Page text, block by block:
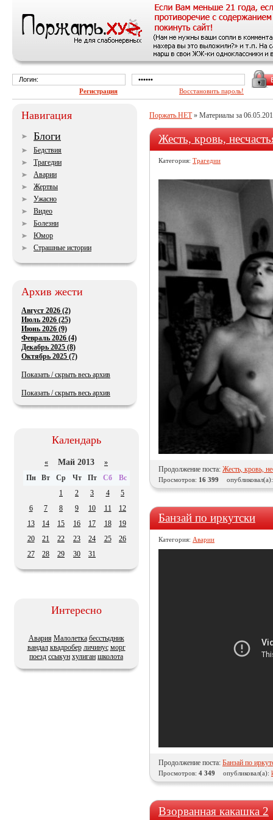
Поржать.НЕТ» Материалы за
Жесть, кровь,
Категория: Трагедии
Продолжение поста: Жесть, кровь,
Просмотров: 16 399
Банзай по иркутски
Категория: Аварии
Продолжение поста: Банзай по
Просмотров: 4 349 опубликовал(а):
Взорванная какашка 2
Навигация
Блоги
Бедствия
Трагедии
Аварии
Жертвы
Ужасно
Видео
Болезни
Юмор
Страшные истории
Архив жести
Август 2026 (2)
Июль 2026 (25)
Июнь 2026 (9)
Февраль 2026 (4)
Декабрь 2025 (8)
Октябрь 2025 (7)
Показать / скрыть весь архив
Показать / скрыть весь архив
Календарь
« Май 2013 »
Пн
Вт Ср Чт Пт Сб
Вс
1
2 3 4
5
6
7 8 9 10 11
12
13
14 15 16 17 18
19
20
21 22 23 24 25
26
27
28 29 30 31
Интересно
Авария Малолетка бесстыдник
вандал квадробер личинус морг
поезд ссыкун хулиган школота
Регистрация Восстановить пароль!